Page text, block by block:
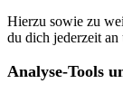
Hierzu sowie zu
du dich jederzeit an
Analyse-Tools